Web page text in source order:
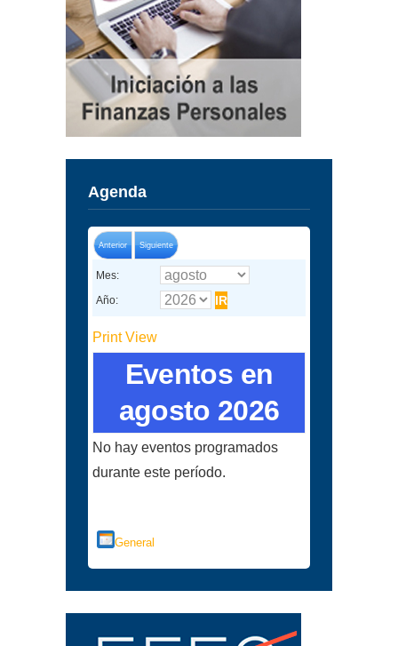
Agenda
Anterior Siguiente
Mes:
Año:
PrintView
Eventos en
agosto 2026
No hay eventos programados
durante este período.
General